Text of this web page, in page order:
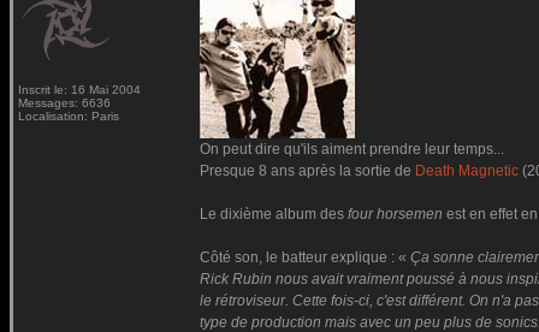
Inscrit le: 16 Mai 2004
Messages: 6636
Localisation: Paris
On peut dire qu'ils aiment prendre leur temps...
Presque 8 ans après la sortie de Death Magnetic
Le dixième album des four horsemen est en effet
Côté son, le batteur explique : « Ça sonne
Rick Rubin nous avait vraiment poussé à nous
le rétroviseur. Cette fois-ci, c'est différent. On n'a
type de production mais avec un peu plus de